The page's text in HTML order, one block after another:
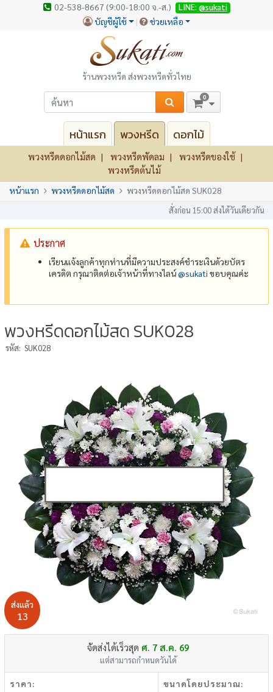
02-538-8667 (9:00-18:00 จ.-ส.) LINE: @sukati
บัญชีผู้ใช้ ช่วยเหลือ
ร้านพวงหรีด ส่งพวงหรีดทั่วไทย
0
หน้าแรก พวงหรีด ดอกไม้
พวงหรีดดอกไม้สด พวงหรีดพัดลม
พวงหรีดของใช้
พวงหรีดต้นไม้
หน้าแรก พวงหรีดดอกไม้สด พวงหรีดดอกไม้สด SUK028
สั่งก่อน 15:00 ส่งได้วันเดียวกัน
ประกาศ
เรียนแจ้งลูกค้าทุกท่านที่มีความประสงค์ชำระเงินด้วยบัตร
เครดิต กรุณาติดต่อเจ้าหน้าที่ทางไลน์@‌sukati ขอบคุณค่ะ
พวงหรีดดอกไม้สด SUK028
รหัส: SUK028
ส่งแล้ว
13
จัดส่งได้เร็วสุด ศ. 7 ส.ค. 69
แต่สามารถกำหนดวันได้
ราคา: ขนาดโดยประมาณ: